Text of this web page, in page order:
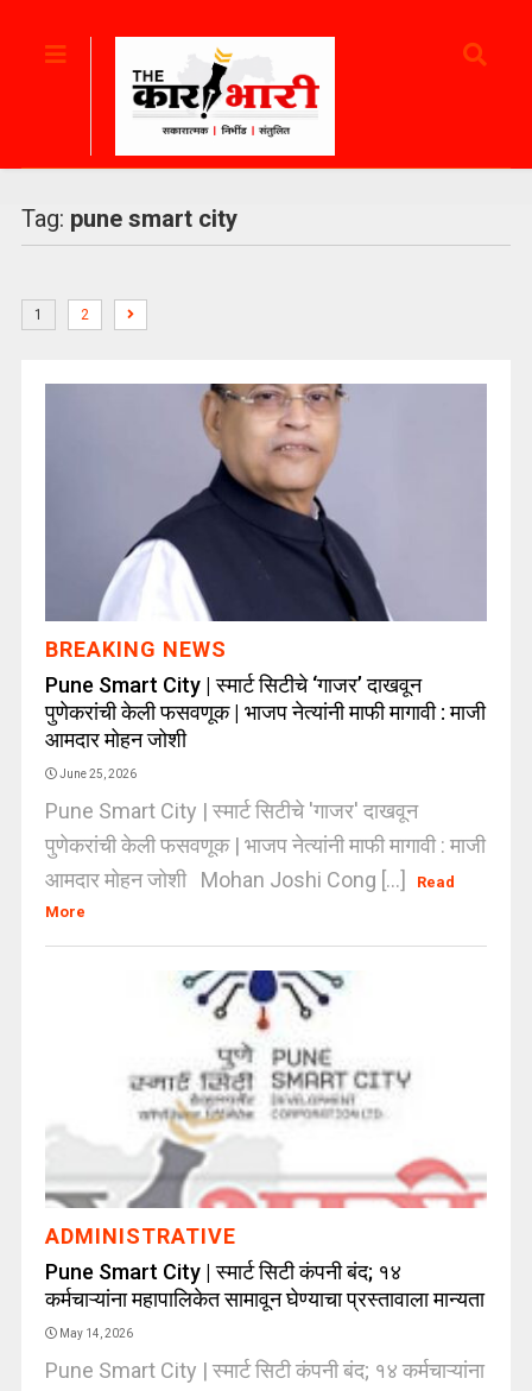
Tag: pune smart city
1 2
BREAKING NEWS
Pune Smart City | स्मार्ट सिटीचे ‘गाजर’ दाखवून
पुणेकरांची केली फसवणूक | भाजप नेत्यांनी माफी मागावी : माजी
आमदार मोहन जोशी
June 25, 2026
Pune Smart City | स्मार्ट सिटीचे 'गाजर' दाखवून
पुणेकरांची केली फसवणूक | भाजप नेत्यांनी माफी मागावी : माजी
आमदार मोहन जोशी Mohan Joshi Cong [...]
Read
More
ADMINISTRATIVE
Pune Smart City | स्मार्ट सिटी कंपनी बंद; १४
कर्मचाऱ्यांना महापालिकेत सामावून घेण्याचा प्रस्तावाला मान्यता
May 14, 2026
Pune Smart City | स्मार्ट सिटी कंपनी बंद; १४ कर्मचाऱ्यांना